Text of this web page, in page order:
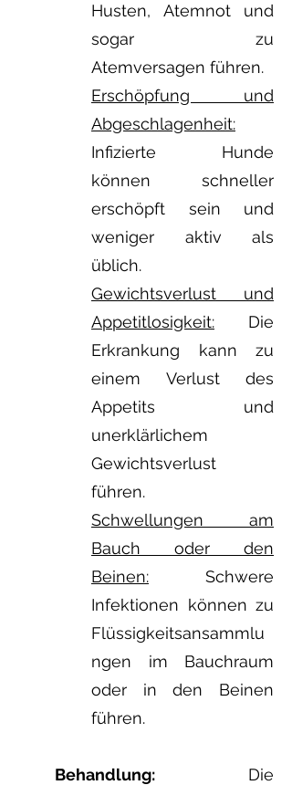
Husten, Atemnot und
sogar zu
Atemversagen führen.
Erschöpfung und
Abgeschlagenheit:
Infizierte Hunde
können schneller
erschöpft sein und
weniger aktiv als
üblich.
Gewichtsverlust und
Appetitlosigkeit: Die
Erkrankung kann zu
einem Verlust des
Appetits und
unerklärlichem
Gewichtsverlust
führen.
Schwellungen am
Bauch oder den
Beinen: Schwere
Infektionen können zu
Flüssigkeitsansammlu
ngen im Bauchraum
oder in den Beinen
führen.
Behandlung: Die